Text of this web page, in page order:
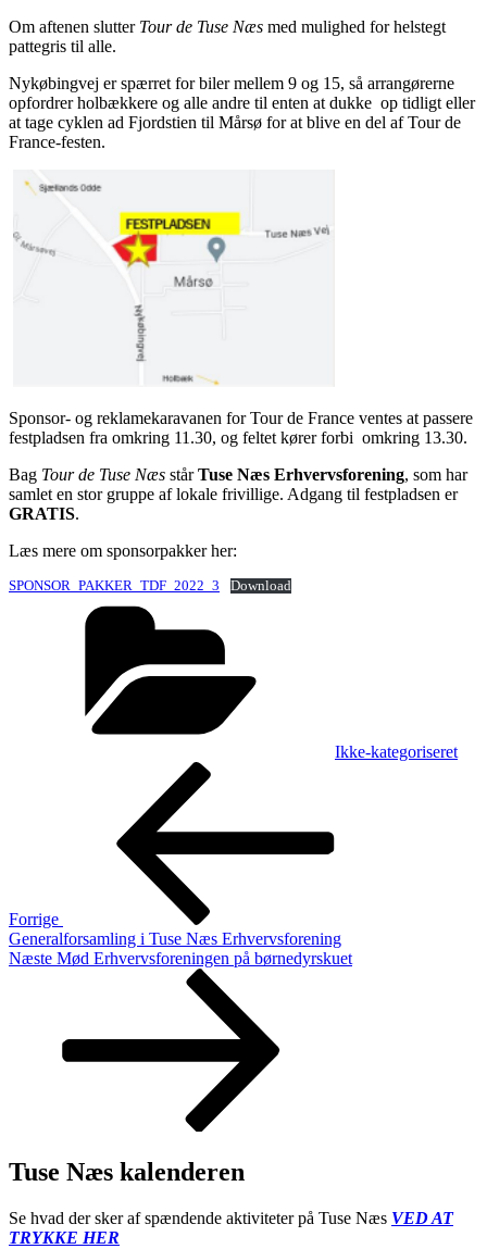
Om aftenen slutter Tour de Tuse Næs med mulighed for helstegt
pattegris til alle.
Nykøbingvej er spærret for biler mellem 9 og 15, så arrangørerne
opfordrer holbækkere og alle andre til enten at dukke op tidligt eller
at tage cyklen ad Fjordstien til Mårsø for at blive en del af Tour de
France-festen.
Sponsor- og reklamekaravanen for Tour de France ventes at passere
festpladsen fra omkring 11.30, og feltet kører forbi omkring 13.30.
Bag Tour de Tuse Næs stårTuse Næs Erhvervsforening, som har
samlet en stor gruppe af lokale frivillige. Adgang til festpladsen er
GRATIS.
Læs mere om sponsorpakker her:
SPONSOR_PAKKER_TDF_2022_3 Download
Ikke-kategoriseret
Indlægsnavigation
Forrige
Generalforsamling i Tuse Næs Erhvervsforening
Næste
Næste Mød Erhvervsforeningen på børnedyrskuet
Tuse Næs kalenderen
Se hvad der sker af spændende aktiviteter på Tuse Næs VED AT
TRYKKE HER